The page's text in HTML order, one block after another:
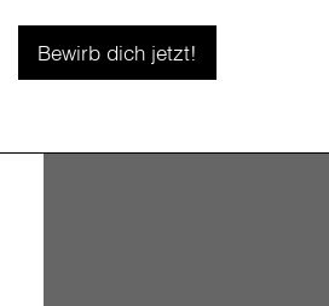
Bewirb dich jetzt!